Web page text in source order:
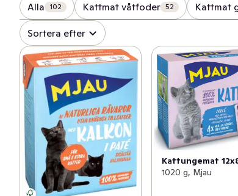
Alla 102 Kattmat våtfoder 52 Kattmat
Sortera efter
Kattungemat
1020 g, Mjau